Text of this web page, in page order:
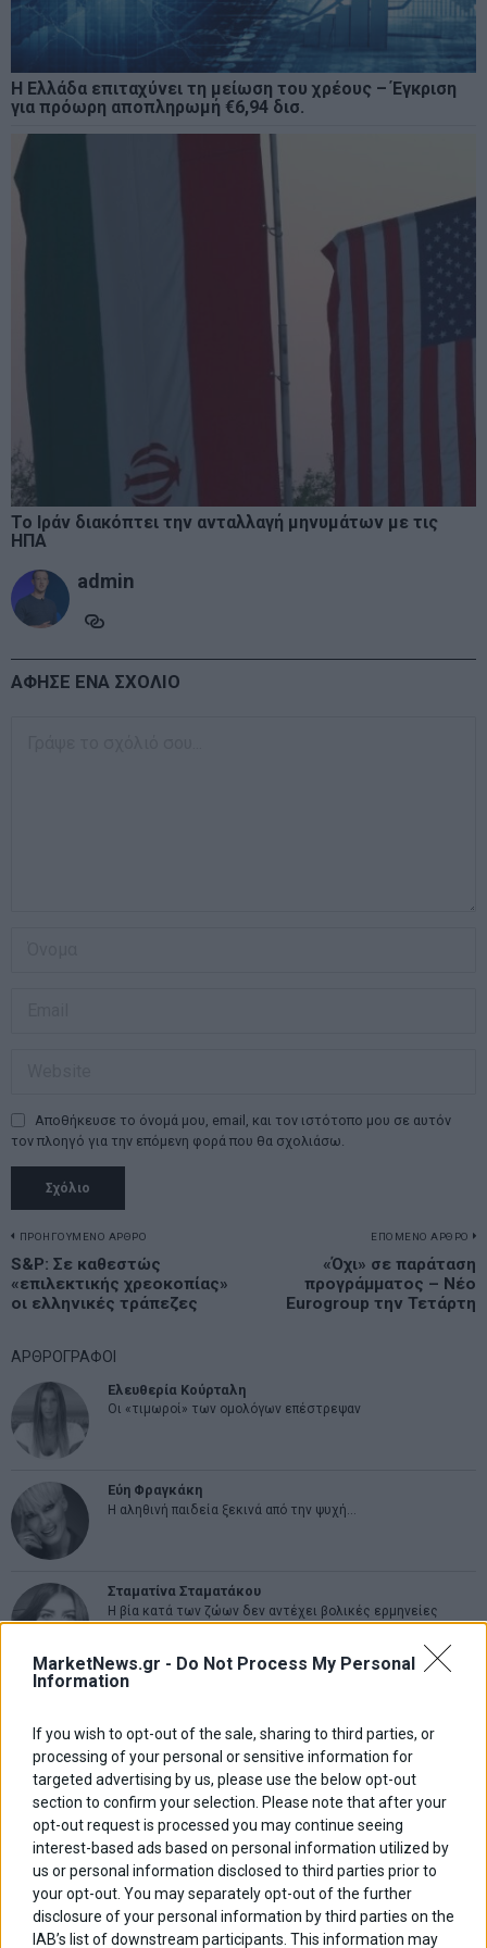
MarketNews.gr - Do Not Process My Personal
Information
If you wish to opt-out of the sale, sharing to third parties, or
processing of your personal or sensitive information for
targeted advertising by us, please use the below opt-out
section to confirm your selection. Please note that after your
opt-out request is processed you may continue seeing
interest-based ads based on personal information utilized by
us or personal information disclosed to third parties prior to
your opt-out. You may separately opt-out of the further
disclosure of your personal information by third parties on the
IAB’s list of downstream participants. This information may
Η Ελλάδα επιταχύνει τη μείωση του χρέους – Έγκριση
για πρόωρη αποπληρωμή €6,94 δισ.
Το Ιράν διακόπτει την ανταλλαγή μηνυμάτων με τις
ΗΠΑ
admin
ΑΦΗΣΕ ΕΝΑ ΣΧΟΛΙΟ
Αποθήκευσε το όνομά μου, email, και τον ιστότοπο μου σε αυτόν
τον πλοηγό για την επόμενη φορά που θα σχολιάσω.
Πλοήγηση
άρθρων
ΠΡΟΗΓΟΥΜΕΝΟ ΑΡΘΡΟ
Previous
post:
S&P: Σε καθεστώς
«επιλεκτικής χρεοκοπίας»
οι ελληνικές τράπεζες
ΕΠΟΜΕΝΟ ΑΡΘΡΟ
«Όχι» σε παράταση
προγράμματος – Νέο
Eurogroup την Τετάρτη
ΑΡΘΡΟΓΡΑΦΟΙ
Ελευθερία Κούρταλη
Οι «τιμωροί» των ομολόγων επέστρεψαν
Εύη Φραγκάκη
Η αληθινή παιδεία ξεκινά από την ψυχή…
Σταματίνα Σταματάκου
Η βία κατά των ζώων δεν αντέχει βολικές ερμηνείες
Δημήτρης Καμπουράκης
ψάχνει τον επόμενο Μεσσία
Νικόλαος Φουρτζής
MIT Sloan: Οι AI-driven επιχειρήσεις διαμορφώνουν το νέο
μοντέλο επιχειρηματικότητας
Θανάσης Κρητικός
Στις 11/12 το πρώτο ευρωπαϊκό ντέρμπι «αιωνίων»